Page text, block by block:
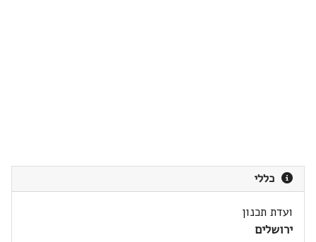
כללי
ועדת תכנון
ירושלים